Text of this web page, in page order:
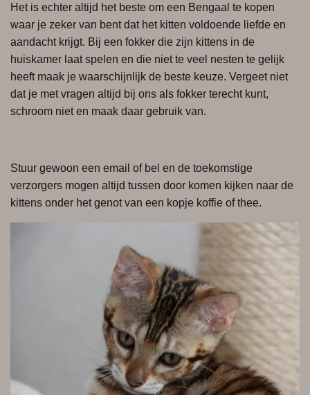
Het is echter altijd het beste om een Bengaal te kopen
waar je zeker van bent dat het kitten voldoende liefde en
aandacht krijgt. Bij een fokker die zijn kittens in de
huiskamer laat spelen en die niet te veel nesten te gelijk
heeft maak je waarschijnlijk de beste keuze. Vergeet niet
dat je met vragen altijd bij ons als fokker terecht kunt,
schroom niet en maak daar gebruik van.
Stuur gewoon een email of bel en de toekomstige
verzorgers mogen altijd tussen door komen kijken naar de
kittens onder het genot van een kopje koffie of thee.